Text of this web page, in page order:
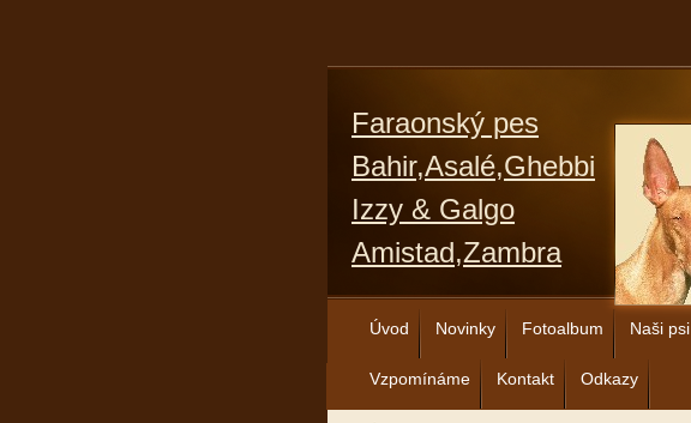
Faraonský pes
Bahir,Asalé,Ghebbi
Izzy & Galgo
Amistad,Zambra
Úvod Novinky Fotoalbum Naši psi
Vzpomínáme Kontakt Odkazy